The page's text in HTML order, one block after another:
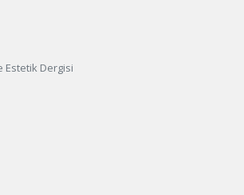
Estetik Dergisi